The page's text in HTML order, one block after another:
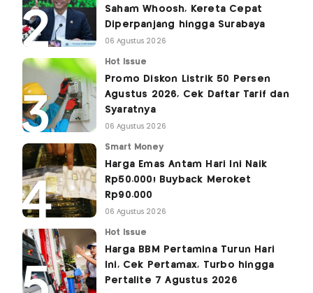
Saham Whoosh, Kereta Cepat
Diperpanjang hingga Surabaya
06 Agustus 2026
Hot Issue
Promo Diskon Listrik 50 Persen
Agustus 2026, Cek Daftar Tarif dan
Syaratnya
06 Agustus 2026
Smart Money
Harga Emas Antam Hari Ini Naik
Rp50.000! Buyback Meroket
Rp90.000
06 Agustus 2026
Hot Issue
Harga BBM Pertamina Turun Hari
Ini, Cek Pertamax, Turbo hingga
Pertalite 7 Agustus 2026